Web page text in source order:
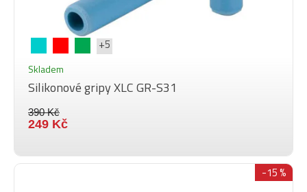
+5
Skladem
Silikonové gripy XLC GR-S31
390 Kč
249 Kč
-15 %